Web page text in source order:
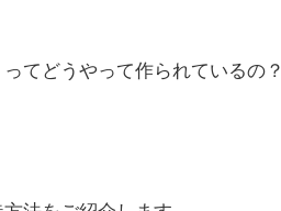
てどうやって作られているの？